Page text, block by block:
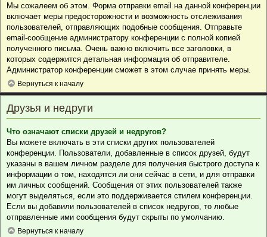
Мы сожалеем об этом. Форма отправки email на данной конференции
включает меры предосторожности и возможность отслеживания
пользователей, отправляющих подобные сообщения. Отправьте
email-сообщение администратору конференции с полной копией
полученного письма. Очень важно включить все заголовки, в
которых содержится детальная информация об отправителе.
Администратор конференции сможет в этом случае принять меры.
Вернуться к началу
Друзья и недруги
Что означают списки друзей и недругов?
Вы можете включать в эти списки других пользователей
конференции. Пользователи, добавленные в список друзей, будут
указаны в вашем личном разделе для получения быстрого доступа к
информации о том, находятся ли они сейчас в сети, и для отправки
им личных сообщений. Сообщения от этих пользователей также
могут выделяться, если это поддерживается стилем конференции.
Если вы добавили пользователей в список недругов, то любые
отправленные ими сообщения будут скрыты по умолчанию.
Вернуться к началу